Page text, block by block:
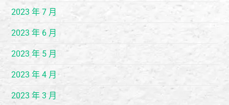
2023 年 7 月
2023 年 6 月
2023 年 5 月
2023 年 4 月
2023 年 3 月